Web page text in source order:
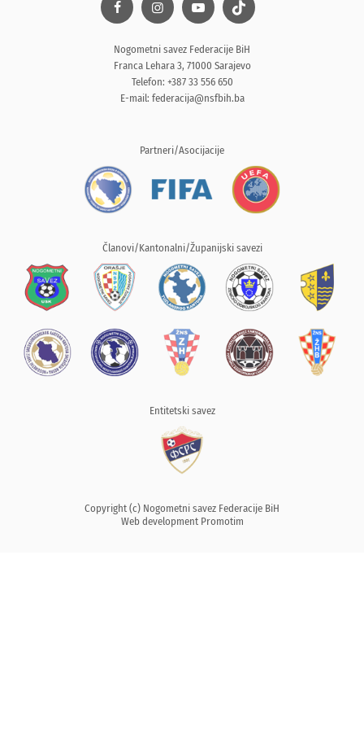
Nogometni savez Federacije BiH
Franca Lehara 3, 71000 Sarajevo
Telefon: +387 33 556 650
E-mail: federacija@nsfbih.ba
Partneri/Asocijacije
Članovi/Kantonalni/Županijski savezi
Entitetski savez
Copyright (c) Nogometni savez Federacije BiH
Web development Promotim